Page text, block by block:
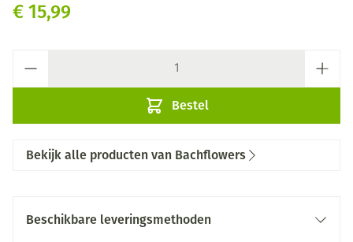
€ 15,99
Bestel
Bekijk alle producten van Bachflowers
Beschikbare leveringsmethoden